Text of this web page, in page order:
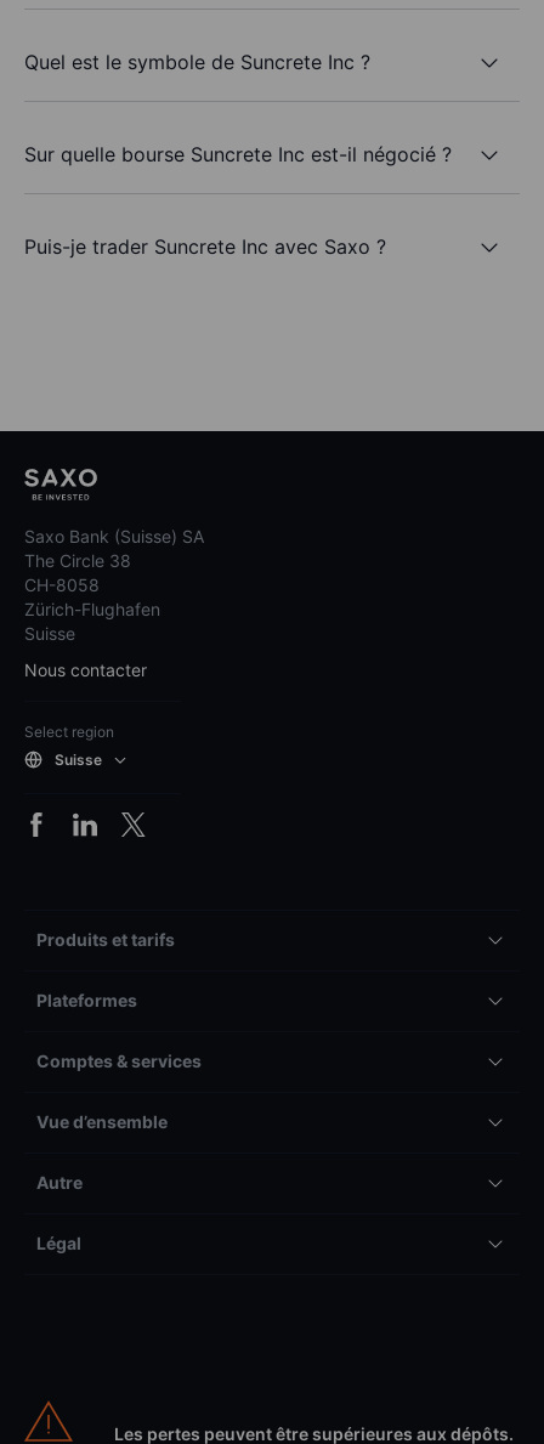
Quel est le symbole de Suncrete Inc ?
Sur quelle bourse Suncrete Inc est-il négocié ?
Puis-je trader Suncrete Inc avec Saxo ?
Saxo Bank (Suisse) SA
The Circle 38
CH-8058
Zürich-Flughafen
Suisse
Nous contacter
Select region
Suisse
Produits et tarifs
Plateformes
Comptes & services
Vue d’ensemble
Autre
Légal
Les pertes peuvent être supérieures aux dépôts.